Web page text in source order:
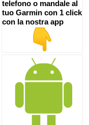
telefono o mandale al
tuo Garmin con 1 click
con la nostra app